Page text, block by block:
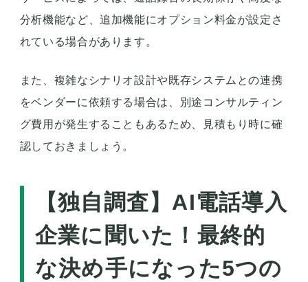
分析機能など、追加機能にオプション料金が設定さ
れている場合があります。
また、複雑なシナリオ設計や既存システムとの連携
をベンダーに依頼する場合は、別途コンサルティン
グ費用が発生することもあるため、見積もり時に確
認しておきましょう。
【独自調査】AI電話導入
企業に聞いた！最終的
な決め手になった5つの